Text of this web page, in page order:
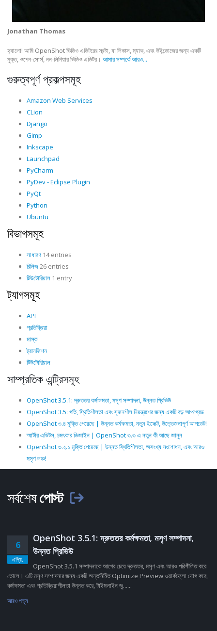
Jonathan Thomas
হ্যালো! আমি OpenShot ভিডিও এডিটরের স্রষ্টা, যা লিনাক্স, ম্যাক, এবং উইন্ডোজের জন্য একটি
মুক্ত, ওপেন-সোর্স, নন-লিনিয়ার ভিডিও এডিটর। আমার সম্পর্কে আরও...
গুরুত্বপূর্ণ প্রকল্পসমূহ
Amazon Web Services
CLion
Django
Gimp
Inkscape
Launchpad
PyCharm
PyDev - Eclipse Plugin
PyQt
Python
Ubuntu
বিভাগসমূহ
সাধারণ 14 entries
রিলিজ26 entries
টিউটোরিয়াল 1 entry
ট্যাগসমূহ
API
প্রতিক্রিয়া
মাস্ক
ট্রানজিশন
টিউটোরিয়াল
সাম্প্রতিক এন্ট্রিসমূহ
OpenShot 3.5.1: দ্রুততর কর্মক্ষমতা, মসৃণ সম্পাদনা, উন্নত প্রিভিউ
OpenShot 3.5: গতি, স্থিতিশীলতা এবং সৃজনশীল নিয়ন্ত্রণের জন্য একটি বড় আপগ্রেড
OpenShot ৩.৪ মুক্তি পেয়েছে | উন্নত কর্মক্ষমতা, নতুন ইফেক্ট, উত্তেজনাপূর্ণ আপডেট!
স্মার্টার এডিটস, চমৎকার ডিজাইন | OpenShot ৩.৩ এ নতুন কী আছে জানুন
OpenShot ৩.২.১ মুক্তি পেয়েছে | উন্নত স্থিতিশীলতা, অসংখ্য সংশোধন, এবং আরও
মসৃণ লঞ্চ!
সর্বশেষপোস্ট
6
এপ্রি.
OpenShot 3.5.1: দ্রুততর কর্মক্ষমতা, মসৃণ সম্পাদনা,
উন্নত প্রিভিউ
OpenShot 3.5.1 সম্পাদনাকে আগের চেয়ে দ্রুততর, মসৃণ এবং আরও পরিশীলিত করে
তোলে। এটি মসৃণ সম্পাদনার জন্য একটি অন্তর্নির্মিত Optimize Preview ওয়ার্কফ্লো যোগ করে,
কর্মক্ষমতা এবং প্রতিক্রিয়াশীলতা উন্নত করে, টাইমলাইন জু......
আরও পড়ুন